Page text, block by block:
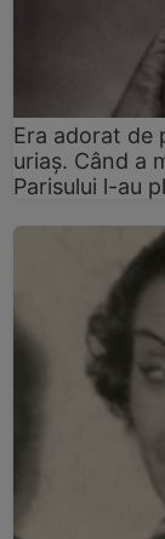
Era adorat de
uriaș. Când a
Parisului l-au